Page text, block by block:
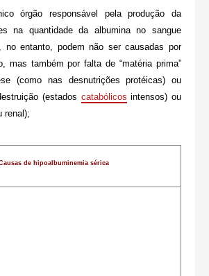
órgão responsável pela produção da
na quantidade da albumina no sangue
no entanto, podem não ser causadas por
mas também por falta de “matéria prima”
(como nas desnutrições protéicas) ou
(estados catabólicos intensos) ou
renal);
de hipoalbuminemia sérica